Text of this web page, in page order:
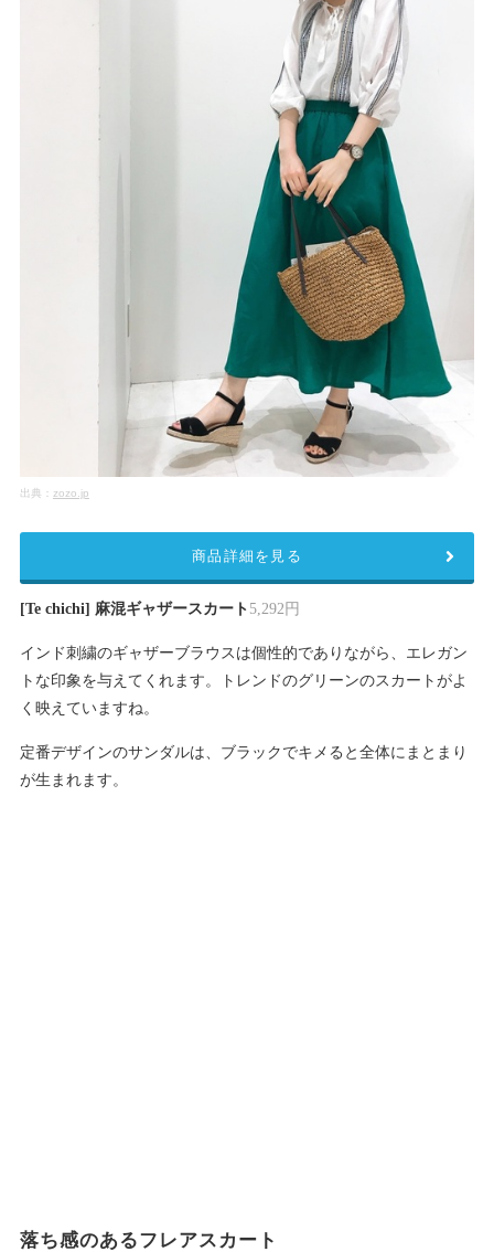
出典： zozo.jp
[Te chichi] 麻混ギャザースカート 5,292円
インド刺繍のギャザーブラウスは個性的でありながら、エレガン
トな印象を与えてくれます。トレンドのグリーンのスカートがよ
く映えていますね。
定番デザインのサンダルは、ブラックでキメると全体にまとまり
が生まれます。
商品詳細を見る
落ち感のあるフレアスカート